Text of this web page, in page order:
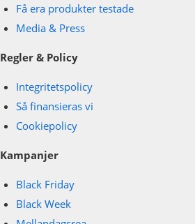
Få era produkter testade
Media & Press
Regler & Policy
Integritetspolicy
Så finansieras vi
Cookiepolicy
Kampanjer
Black Friday
Black Week